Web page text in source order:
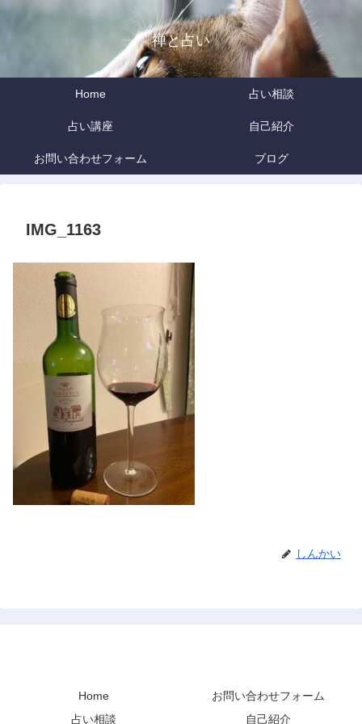
禅と占い
Home 占い相談
占い講座 自己紹介
お問い合わせフォーム ブログ
IMG_1163
しんかい
Home
お問い合わせフォーム
占い相談
自己紹介